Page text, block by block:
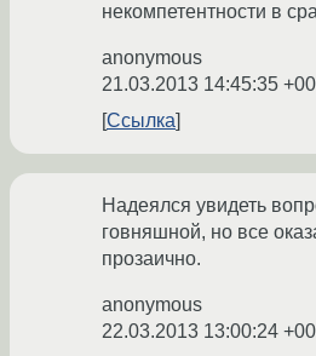
некомпетентности в
anonymous
21.03.2013 14:45:35
Ссылка
Надеялся увидеть
говняшной, но все
прозаично.
anonymous
22.03.2013 13:00:24